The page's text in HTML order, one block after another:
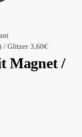
/ Glitzer 3,60€
Magnet /